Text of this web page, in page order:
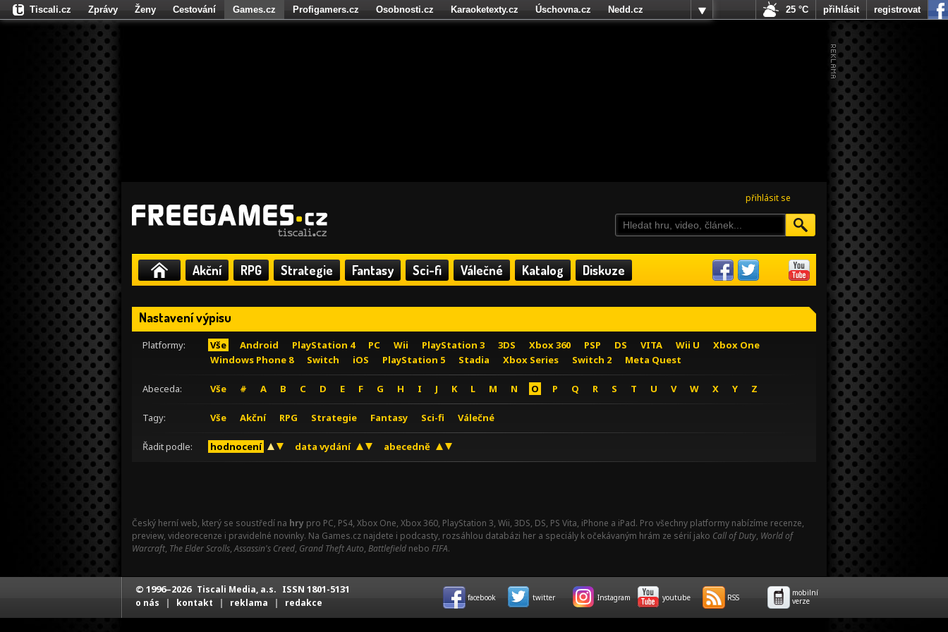
přihlásit se
Akční RPG Strategie Fantasy Sci-fi Válečné Katalog Diskuze
Nastavení výpisu
Platformy: Vše Android PlayStation 4 PC Wii PlayStation 3 3DS Xbox 360 PSP DS VITA Wii U
Xbox One
Windows Phone 8
Switch iOS PlayStation 5 Stadia Xbox Series Switch 2 Meta Quest
Abeceda: Vše # A B C D E F G H I J K L M N O P Q R S T U V W X Y Z
Tagy: Vše Akční RPG Strategie Fantasy Sci-fi Válečné
Řadit podle: hodnocení data vydání abecedně
Český herní web, který se soustředí na hry pro PC, PS4, Xbox One, Xbox 360, PlayStation 3, Wii, 3DS, DS, PS Vita, iPhone a iPad. Pro všechny platformy nabízíme recenze,
preview, videorecenze i pravidelné novinky. Na Games.cz najdete i podcasty, rozsáhlou databázi her a speciály k očekávaným hrám ze sérií jako Call of Duty, World of
Warcraft, The Elder Scrolls,Assassin's Creed, Grand Theft Auto, Battlefield nebo FIFA.
Tiscali.cz Zprávy Ženy Cestování Games.cz Profigamers.cz Osobnosti.cz Karaoketexty.cz Úschovna.cz
Nedd.cz
Fights.cz
25 °C přihlásit registrovat
© 1996–2026 Tiscali Media, a.s. ISSN 1801-5131
o nás | kontakt | reklama | redakce facebook twitter Instagram youtube RSS
mobilní
verze